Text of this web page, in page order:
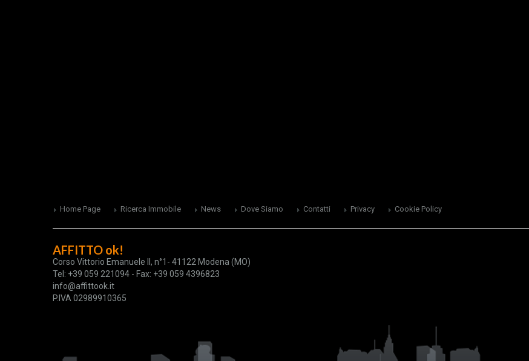
Home Page Ricerca Immobile News Dove Siamo Contatti Privacy Cookie Policy
AFFITTO ok!
Corso Vittorio Emanuele II, n°1- 41122 Modena (MO)
Tel: +39 059 221094 - Fax: +39 059 4396823
info@affittook.it
P.IVA 02989910365